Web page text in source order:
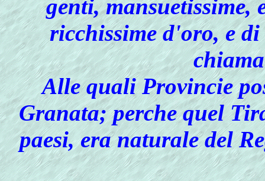
genti, mansuetissime,
ricchissime d'oro, e
Alle quali Provincie
Granata; perche quel
paesi, era naturale del